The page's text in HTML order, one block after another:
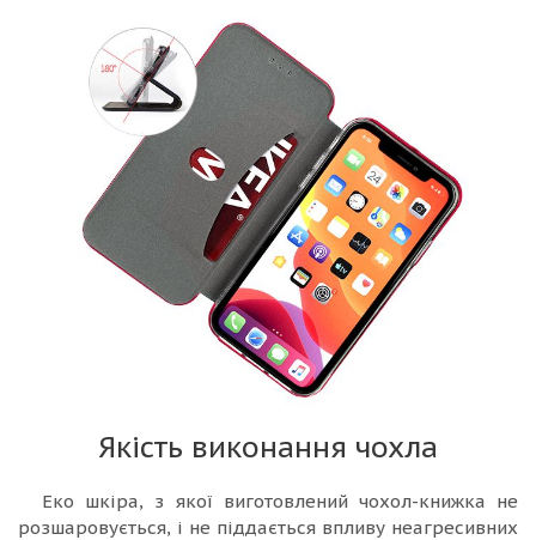
Якість виконання чохла
Еко шкіра, з якої виготовлений чохол-книжка не
розшаровується, і не піддається впливу неагресивних